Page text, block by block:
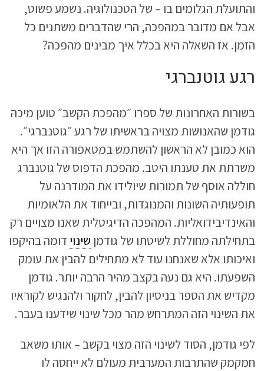
והתועלת הגלומים בו – של הטכנולוגיה. נשמע פשוט,
אבל אם מדובר במהפכה, הרי שהדברים משתנים כל
הזמן. אז השאלה היא בכלל איך מבינים מהפכה?
רגע גוטנברגי
בשורות האחרונות של ספרו ״מהפכת הקשב״ טוען מיכה
גודמן שהאנושות מצויה בראשיתו של רגע ״גוטנברגי״.
הוא כמובן לא הראשון להשתמש במטאפורה הזו אך היא
משרתת את טענתו היטב. מהפכת הדפוס של גוטנברג
חוללה אוסף של תמורות שיולידו את המודרנה על
תופעותיה השונות והמנוגדות, ובייחוד את הלאומיות
והאינדיבידואליות. המהפכה הדיגיטלית שאנו מצויים רק
בתחילתה מחוללת לשיטתו של גודמן שינוי דומה בהיקפו
ואיכותו אלא שאנחנו עוד לא מתחילים להבין את עומק
השפעתו. היא גם נעה בקצב מהיר הרבה יותר. גודמן
מקדיש את הספר בניסיון להבין, לחקור ולהנגיש לקוראיו
את השינוי הזה המתרחש מהר מכל שינוי שידענו בעבר.
לפי גודמן, הסוד לשינוי הזה מצוי בקשב – אותו משאב
חמקמק שהתרבות המערבית מעולם לא ייחסה לו